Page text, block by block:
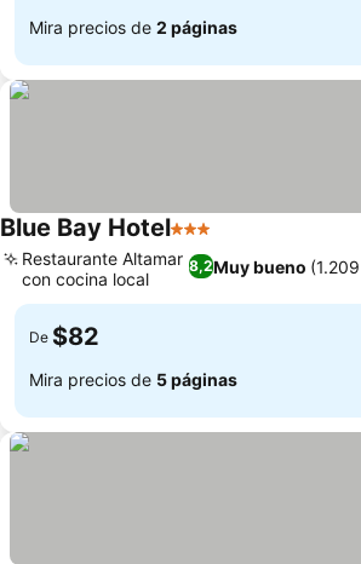
Mira precios de 2 páginas
Blue Bay Hotel3 Estrellas
8,2Muy bueno
Restaurante Altamar
con cocina local
De $82
Mira precios de 5 páginas